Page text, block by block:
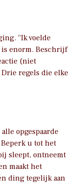
“Ik voelde
enorm. Beschrijf
(niet
regels die elke
opgespaarde
u tot het
sleept, ontneemt
maakt het
ding tegelijk aan